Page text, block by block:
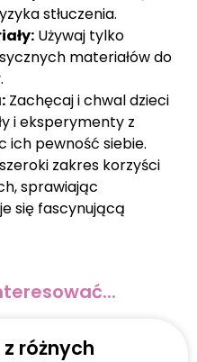
stłuczenia.
Używaj tylko
materiałów do
Zachęcaj i chwal dzieci
i eksperymenty z
ich pewność siebie.
zakres korzyści
sprawiając
się fascynującą
różnych